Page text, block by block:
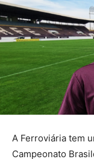
A Ferroviária tem
Campeonato